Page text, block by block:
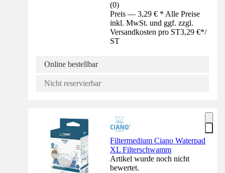
(0)
Preis — 3,29 € * Alle Preise
inkl. MwSt. und ggf. zzgl.
Versandkosten pro ST3,29 €*/
ST
Online bestellbar
Nicht reservierbar
Filtermedium Ciano Waterpad
XL Filterschwamm
Artikel wurde noch nicht
bewertet.